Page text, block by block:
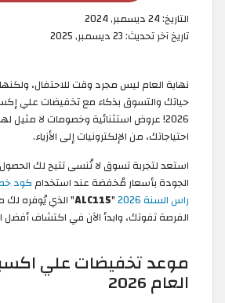
التاريخ:24 ديسمبر, 2024
تاريخ آخر تحديث:23 ديسمبر, 2025
نهاية العام ليس مجرد وقت للاحتفال،
حياتك والتسوق بذكاء مع تخفيضات علي
2026! عروض استثنائية وخصومات لا مثيل
احتياجاتك، من الإلكترونيات إلى الأزياء.
استعد لتجربة تسوق لا تُنسى تتيح لك
الجودة بأسعار مُخفضة عند استخدام كود
راس السنة 2026
"
ALC115" الذي يُوفره لك
الفرصة تفوتك، وابدأ الآن في اكتشاف
موعد تخفيضات علي
العام 2026